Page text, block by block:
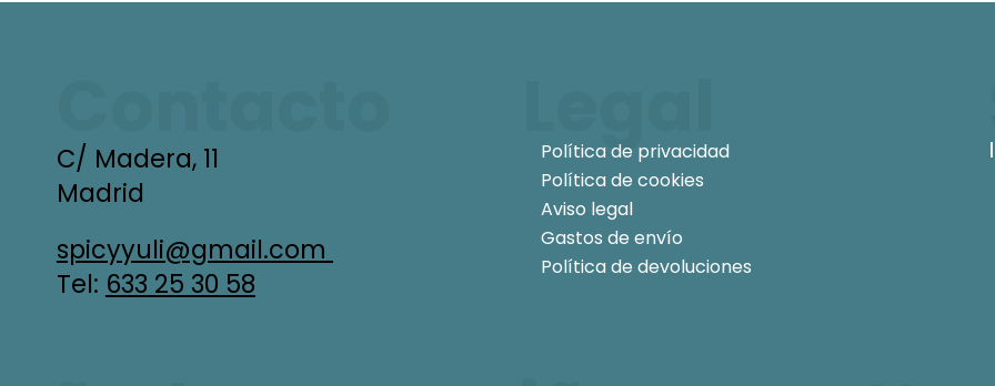
Política de privacidad
Política de cookies
Aviso legal
Gastos de envío
Política de devoluciones
C/ Madera, 11
Madrid
spicyyuli@gmail.com
Tel: 633 25 30 58